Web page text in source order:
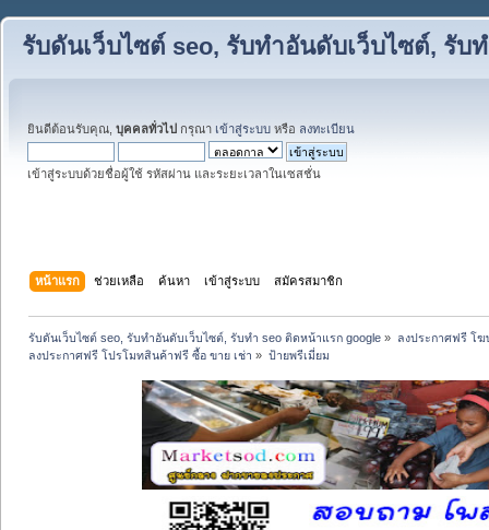
รับดันเว็บไซต์ seo, รับทำอันดับเว็บไซต์, รับ
ยินดีต้อนรับคุณ, บุคคลทั่วไป กรุณา เข้าสู่ระบบ หรือ ลงทะเบียน
เข้าสู่ระบบด้วยชื่อผู้ใช้ รหัสผ่าน และระยะเวลาในเซสชั่น
หน้าแรก ช่วยเหลือ ค้นหา เข้าสู่ระบบ สมัครสมาชิก
รับดันเว็บไซต์ seo, รับทำอันดับเว็บไซต์, รับทำ seo ติดหน้าแรก google » ลงประกาศฟรี โ
ลงประกาศฟรี โปรโมทสินค้าฟรี ซื้อ ขาย เช่า » ป้ายพรีเมี่ยม